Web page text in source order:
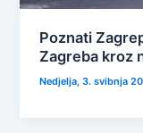
Poznati
Zagreba kroz
Nedjelja, 3. svibnja